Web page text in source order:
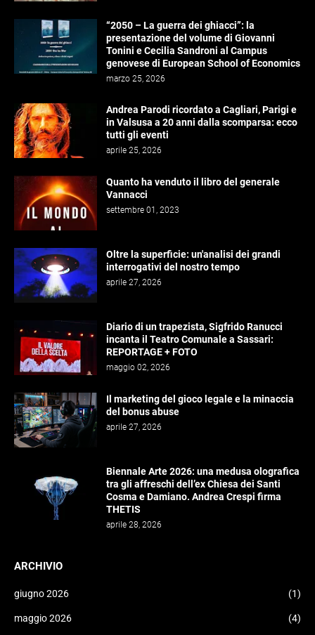
“2050 – La guerra dei ghiacci”: la
presentazione del volume di Giovanni
Tonini e Cecilia Sandroni al Campus
genovese di European School of Economics
marzo 25, 2026
Andrea Parodi ricordato a Cagliari, Parigi e
in Valsusa a 20 anni dalla scomparsa: ecco
tutti gli eventi
aprile 25, 2026
Quanto ha venduto il libro del generale
Vannacci
settembre 01, 2023
Oltre la superficie: un'analisi dei grandi
interrogativi del nostro tempo
aprile 27, 2026
Diario di un trapezista, Sigfrido Ranucci
incanta il Teatro Comunale a Sassari:
REPORTAGE + FOTO
maggio 02, 2026
Il marketing del gioco legale e la minaccia
del bonus abuse
aprile 27, 2026
Biennale Arte 2026: una medusa olografica
tra gli affreschi dell’ex Chiesa dei Santi
Cosma e Damiano. Andrea Crespi firma
THETIS
aprile 28, 2026
ARCHIVIO
giugno 2026 (1)
maggio 2026 (4)